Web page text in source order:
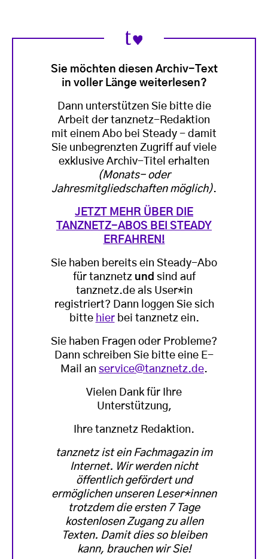
Sie möchten diesen Archiv-Text
in voller Länge weiterlesen?
Dann unterstützen Sie bitte die
Arbeit der tanznetz-Redaktion
mit einem Abo bei Steady - damit
Sie unbegrenzten Zugriff auf viele
exklusive Archiv-Titel erhalten
(Monats- oder
Jahresmitgliedschaften möglich).
JETZT MEHR ÜBER DIE
TANZNETZ-ABOS BEI STEADY
ERFAHREN!
Sie haben bereits ein Steady-Abo
für tanznetz und sind auf
tanznetz.de als User*in
registriert? Dann loggen Sie sich
bitte hierbei tanznetz ein.
Sie haben Fragen oder Probleme?
Dann schreiben Sie bitte eine E-
Mail an service@tanznetz.de.
Vielen Dank für Ihre
Unterstützung,
Ihre tanznetz Redaktion.
tanznetz ist ein Fachmagazin im
Internet. Wir werden nicht
öffentlich gefördert und
ermöglichen unseren Leser*innen
trotzdem die ersten 7 Tage
kostenlosen Zugang zu allen
Texten. Damit dies so bleiben
kann, brauchen wir Sie!